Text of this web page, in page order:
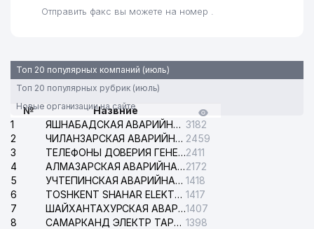
Отправить факс вы можете на номер .
Топ 20 популярных компаний (июль)
Топ 20 популярных рубрик (июль)
Новые организации на сайте
№
Назвние
1
ЯШНАБАДСКАЯ АВАРИЙНАЯ СЛУЖБА ЭЛЕКТРОСЕТИ 3182
2
ЧИЛАНЗАРСКАЯ АВАРИЙНАЯ СЛУЖБА ЭЛЕКТРОСЕТИ 2459
3
ТЕЛЕФОНЫ ДОВЕРИЯ ГЕНЕРАЛЬНОЙ ПРОКУРАТУРЫ РЕСПУБЛИКИ УЗБЕКИСТАН2411
4
АЛМАЗАРСКАЯ АВАРИЙНАЯ СЛУЖБА ЭЛЕКТРОСЕТИ2172
5
УЧТЕПИНСКАЯ АВАРИЙНАЯ СЛУЖБА ЭЛЕКТРОСЕТИ 1418
6
TOSHKENT SHAHAR ELEKTR TARMOQLARI KORXONASI АО 1417
7
ШАЙХАНТАХУРСКАЯ АВАРИЙНАЯ СЛУЖБА ЭЛЕКТРОСЕТИ1407
8
САМАРКАНД ЭЛЕКТР ТАРМОКЛАРИ АО 1398